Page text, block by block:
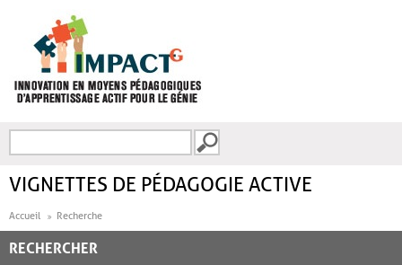
FORMULAIRE DE
VIGNETTES DE PÉDAGOGIE ACTIVE
Accueil Recherche
RECHERCHER